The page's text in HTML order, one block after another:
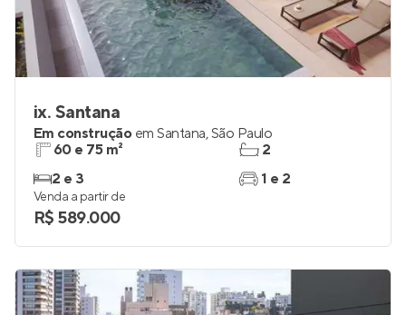
ix. Santana
Em construção em Santana,São Paulo
60 e 75 m²
2 e 3
2
1 e 2
Venda a partir de
R$ 589.000